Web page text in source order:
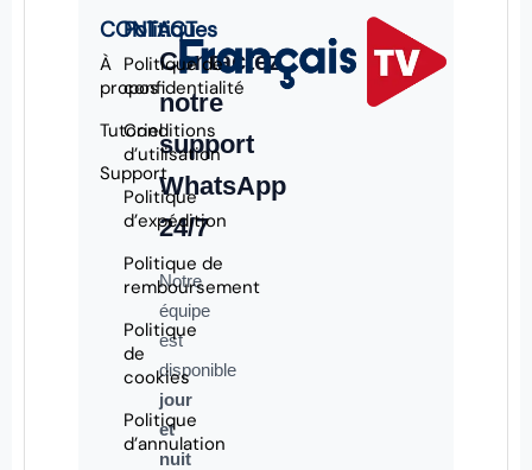
CONTACT
À
propos
Tutoriel
Support
Politiques
Politique de
confidentialité
Conditions
d’utilisation
Politique
d’expédition
Politique de
remboursement
Politique
de
cookies
Politique
d’annulation
Contactez
notre
support
WhatsApp
24/7
Notre
équipe
est
disponible
jour
et
nuit